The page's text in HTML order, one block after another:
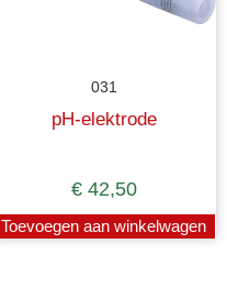
031
pH-elektrode
€ 42,50
Toevoegen aan winkelwagen